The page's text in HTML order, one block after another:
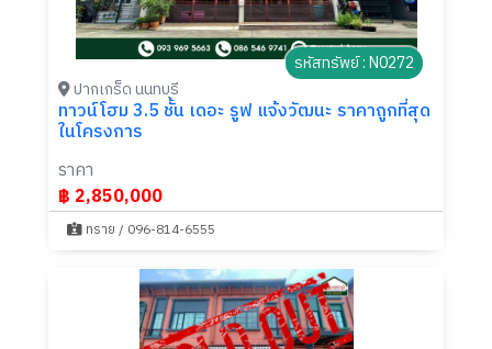
รหัสทรัพย์ : N0272
ปากเกร็ด นนทบุรี
ทาวน์โฮม 3.5 ชั้น เดอะ รูฟ แจ้งวัฒนะ ราคาถูกที่สุด
ในโครงการ
ราคา
฿ 2,850,000
ทราย / 096-814-6555